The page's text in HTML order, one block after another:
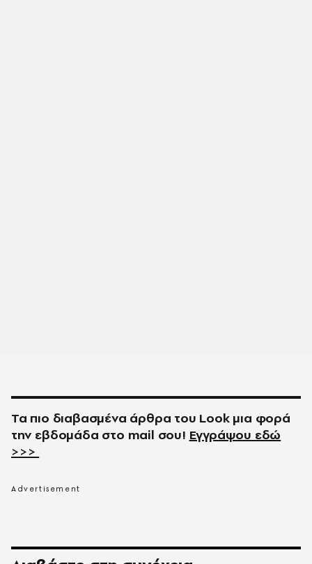
Τα πιο διαβασμένα άρθρα του Look μια φορά
την εβδομάδα στο mail σου! Εγγράψου εδώ
>>>